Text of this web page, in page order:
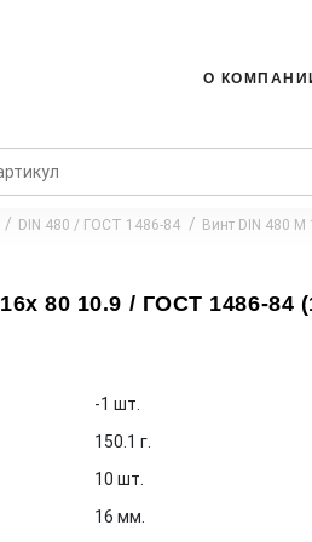
О
DIN 480 / ГОСТ 1486-84 Винт DIN 480
80 10.9 / ГОСТ 1486-84
-1 шт.
150.1 г.
10 шт.
16 мм.